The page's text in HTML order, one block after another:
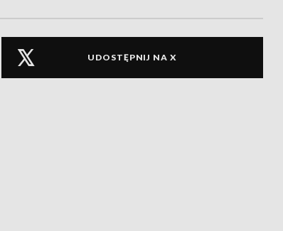
UDOSTĘPNIJ NA X